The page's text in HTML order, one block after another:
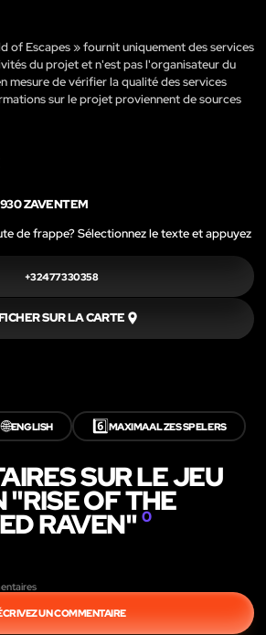
of Escapes » fournit uniquement des services
du projet et n'est pas l'organisateur du
mesure de vérifier la qualité des services
sur le projet proviennent de sources
ZAVENTEM
de frappe? Sélectionnez le texte et appuyez
+32477330358
SUR LA CARTE
🌐ENGLISH 6️⃣MAXIMAAL ZES SPELERS
SUR LE JEU
"RISE OF THE
RAVEN" 0
UN COMMENTAIRE